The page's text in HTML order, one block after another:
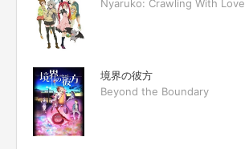
Nyaruko: Crawling With Love
境界の彼方
Beyond the Boundary